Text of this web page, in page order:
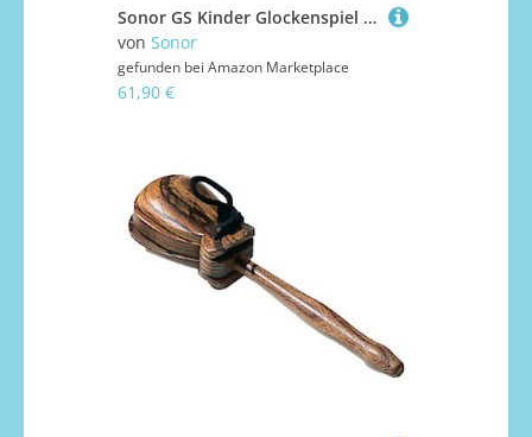
Sonor GS Kinder Glockenspiel + Lillis Glockenspiel Schule + keepdrum Tasche Blau, Sonor Gs + Bag + Buch
von Sonor
gefunden bei Amazon Marketplace
61,90 €